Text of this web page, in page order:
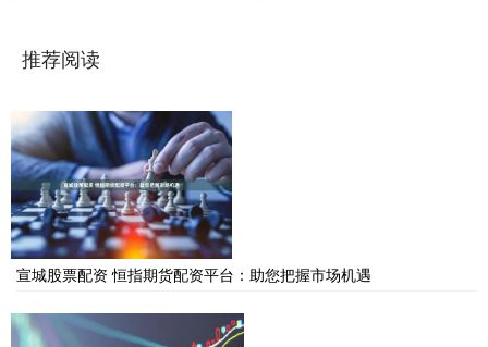
推荐阅读
宣城股票配资 恒指期货配资平台：助您把握市场机遇